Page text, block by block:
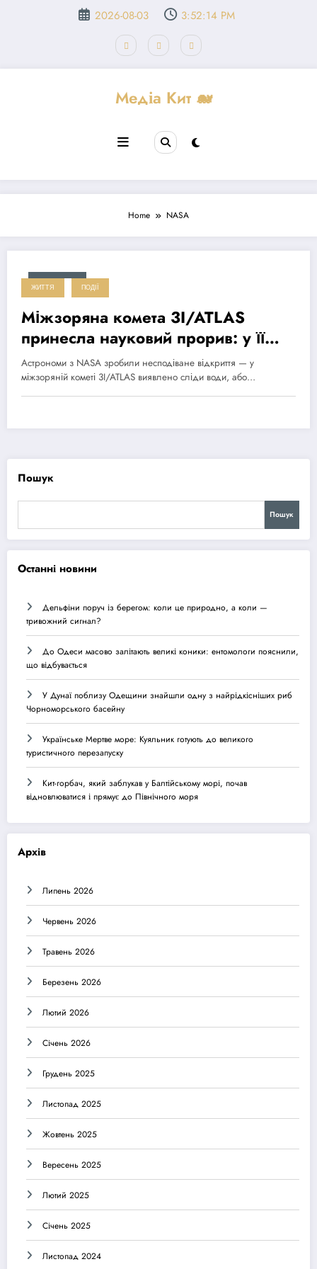
2026-08-03 3:52:14 PM
Медіа Кит 🐋
Home NASA
2025-10-29
ЖИТТЯ ПОДІЇ
Міжзоряна комета 3I/ATLAS
принесла науковий прорив: у її
складі знайшли воду
Астрономи з NASA зробили несподіване відкриття — у
міжзоряній кометі 3I/ATLAS виявлено сліди води, або…
Пошук
Пошук
Останні новини
Дельфіни поруч із берегом: коли це природно, а коли —
тривожний сигнал?
До Одеси масово залітають великі коники: ентомологи пояснили,
що відбувається
У Дунаї поблизу Одещини знайшли одну з найрідкісніших риб
Чорноморського басейну
Українське Мертве море: Куяльник готують до великого
туристичного перезапуску
Кит-горбач, який заблукав у Балтійському морі, почав
відновлюватися і прямує до Північного моря
Архів
Липень 2026
Червень 2026
Травень 2026
Березень 2026
Лютий 2026
Січень 2026
Грудень 2025
Листопад 2025
Жовтень 2025
Вересень 2025
Лютий 2025
Січень 2025
Листопад 2024